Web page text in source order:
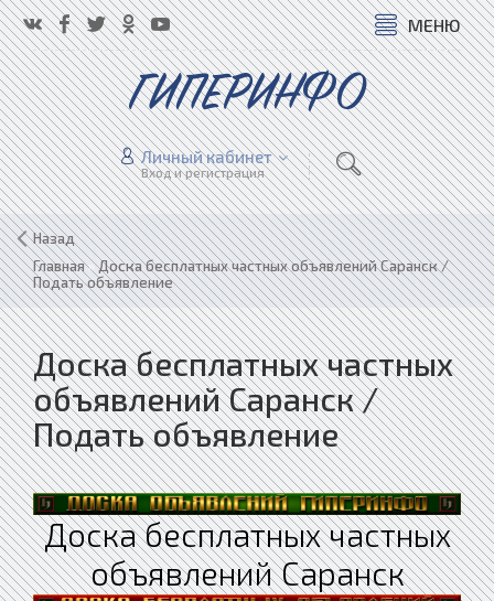
МЕНЮ
ГИПЕРИНФО
Личный кабинет
Вход и регистрация
Назад
Главная»Доска бесплатных частных объявлений Саранск /
Подать объявление
Доска бесплатных частных
объявлений Саранск /
Подать объявление
Доска бесплатных частных
объявлений Саранск